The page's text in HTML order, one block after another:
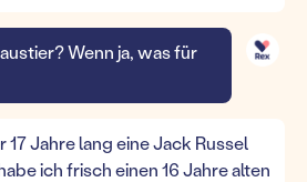
Wenn ja, was für
17 Jahre lang eine Jack Russel
ich frisch einen 16 Jahre alten